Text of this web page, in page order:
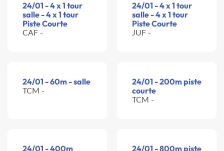
24/01 - 4 x 1 tour
salle - 4 x 1 tour
Piste Courte
CAF -
24/01 - 4 x 1 tour
salle - 4 x 1 tour
Piste Courte
JUF -
24/01 - 60m - salle
TCM -
24/01 - 200m piste
courte
TCM -
24/01 - 400m 24/01 - 800m piste